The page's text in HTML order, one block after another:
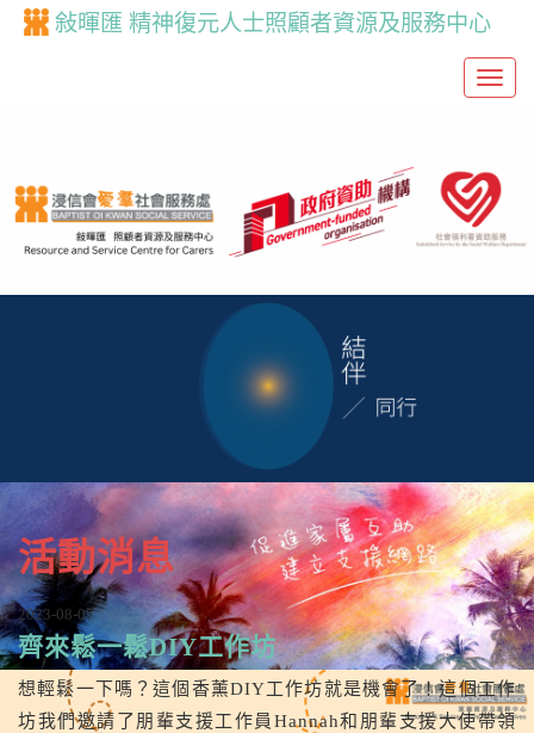
敍暉匯 精神復元人士照顧者資源及服務中心
T
e
n
v
活動消息
2023-08-07
齊來鬆一鬆DIY工作坊
想輕鬆一下嗎？這個香薰DIY工作坊就是機會了！這個工作
坊我們邀請了朋輩支援工作員Hannah和朋輩支援大使帶領